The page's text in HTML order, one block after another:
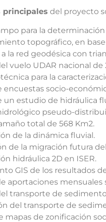
principales del proyecto
para la
topográfico, en
a la red geodésica con
vuelo UDAR nacional de
para la
encuestas socio-
un estudio de hidráulica
pseudo-
total de 568 Km2.
de la dinámica fluvial.
de la migración futura
hidráulica 2D en ISER.
GIS de los resultados
aportaciones
transporte de
del transporte de
mapas de zonificación